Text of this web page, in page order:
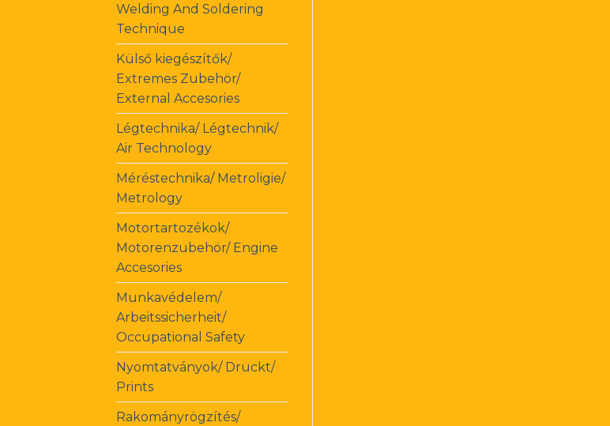
Welding And Soldering
Technique
Külső kiegészítők/
Extremes Zubehör/
External Accesories
Légtechnika/ Légtechnik/
Air Technology
Méréstechnika/ Metroligie/
Metrology
Motortartozékok/
Motorenzubehör/ Engine
Accesories
Munkavédelem/
Arbeitssicherheit/
Occupational Safety
Nyomtatványok/ Druckt/
Prints
Rakományrögzítés/